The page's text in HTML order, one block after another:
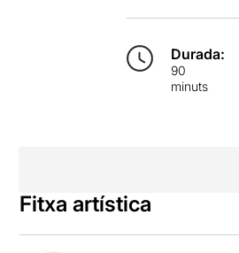
Durada:
90
minuts
Fitxa artística